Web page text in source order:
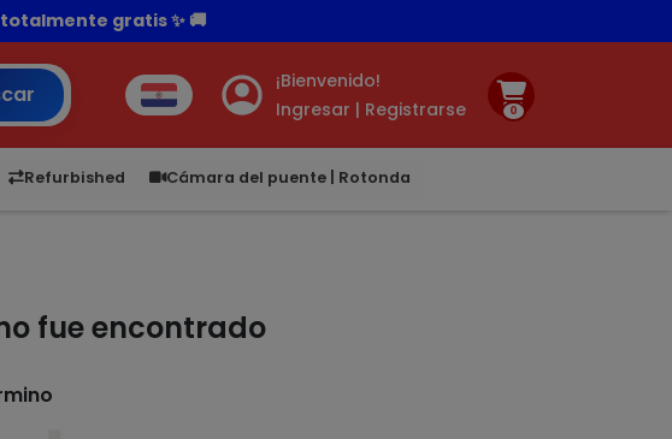
gratis ✨ 🚚
adheridas!
¡Bienvenido!
Ingresar | Registrarse
0
Refurbished Cámara del puente | Rotonda
5.23 1,900 1.00
fue encontrado